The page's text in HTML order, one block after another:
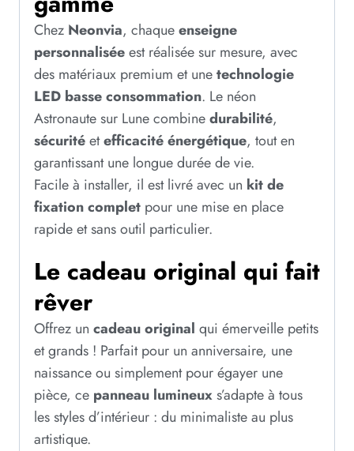
Chez Neonvia, chaqueenseigne
personnaliséeest réalisée sur mesure, avec
des matériaux premium et unetechnologie
LED basse consommation. Le néon
Astronaute sur Lune combinedurabilité,
sécuritéetefficacité énergétique, tout en
garantissant une longue durée de vie.
Facile à installer, il est livré avec un kit de
fixation complet pour une mise en place
rapide et sans outil particulier.
Le cadeau original qui fait
rêver
Offrez un cadeau original qui émerveille petits
et grands ! Parfait pour un anniversaire, une
naissance ou simplement pour égayer une
pièce, ce panneau lumineuxs’adapte à tous
les styles d’intérieur : du minimaliste au plus
artistique.